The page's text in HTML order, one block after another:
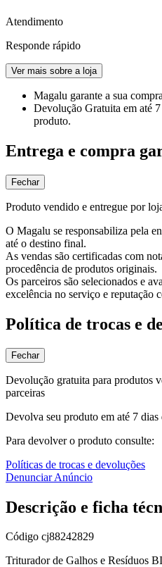
Atendimento
Responde rápido
Ver mais sobre a loja
Magalu garante a sua
Devolução Gratuita em até
produto.
Entrega e compra
Fechar
Produto vendido e entregue por
O Magalu se responsabiliza pela
até o destino final.
As vendas são certificadas com
procedência de produtos originais.
Os parceiros são selecionados e
excelência no serviço e reputação
Política de trocas e
Fechar
Devolução gratuita para produtos
parceiras
Devolva seu produto em até 7 dias
Para devolver o produto consulte:
Políticas de trocas e devoluções
Denunciar Anúncio
Descrição e ficha
Código cj88242829
Triturador de Galhos e Resíduos